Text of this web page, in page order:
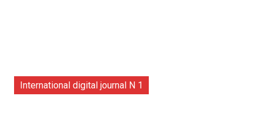
International digital journal N 1